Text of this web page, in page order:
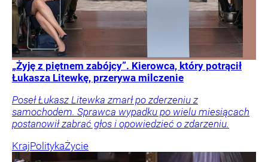
„Żyję z piętnem zabójcy”. Kierowca, który potrącił
Łukasza Litewkę, przerywa milczenie
Poseł Łukasz Litewka zmarł po zderzeniu z
samochodem. Sprawca wypadku po wielu miesiącach
postanowił zabrać głos i opowiedzieć o zdarzeniu.
KrajPolitykaŻycie